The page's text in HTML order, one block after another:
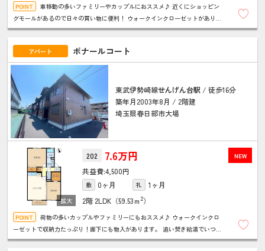
車移動の多いファミリーやカップルにおススメ♪ 近くにショッピン
グモールがあるので日々の買い物に便利！ ウォークインクローゼットがあり収
納が充実！ ＴＶドアホンで来客時に確認ができるので安心です！
アパート ボナールコート
東武伊勢崎線せんげん台駅 / 徒歩16分
築年月2003年8月 / 2階建
埼玉県春日部市大場
NEW
202 7.6万円
4,500円
敷 0ヶ月 礼
1ヶ月
2階 2LDK（59.53ｍ 2）
荷物の多いカップルやファミリーにもおススメ♪ ウォークインクロ
ーゼットで収納力たっぷり！廊下にも物入があります。 追い焚き給湯でいつで
も温かいお風呂。シャンプードレッサーやウォシュレットもちゃんとあります